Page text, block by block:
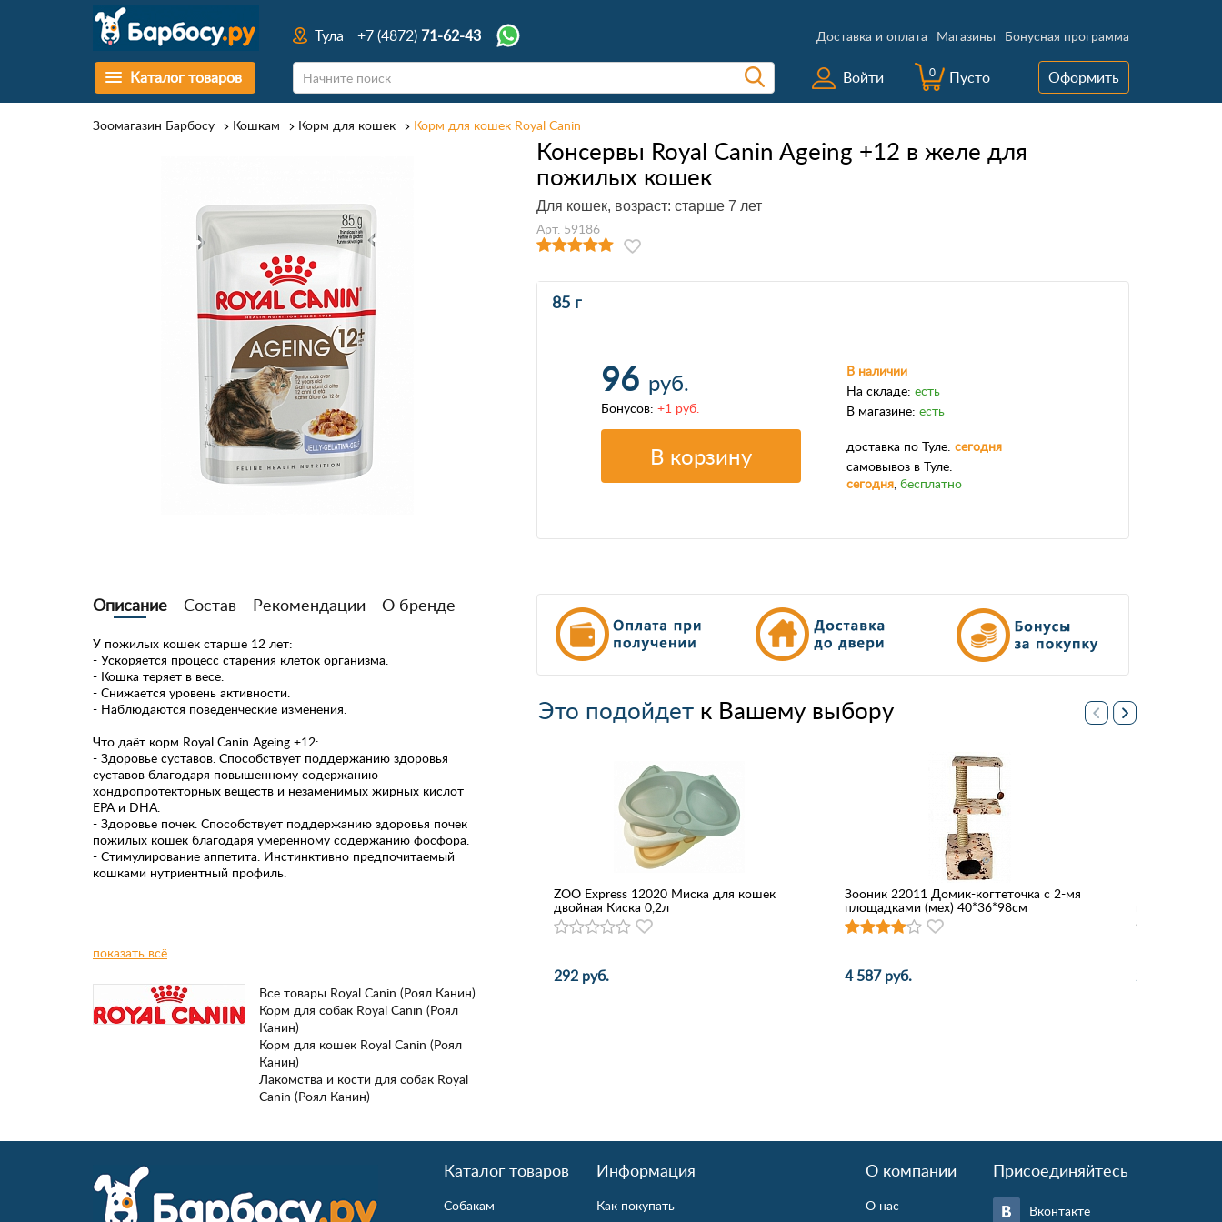
Тула +7 (4872) 71-62-43 Доставка и оплата Магазины Бонусная программа
Каталог товаров Войти 0 Пусто Оформить
Зоомагазин Барбосу Кошкам Корм для кошек Корм для кошек Royal Canin
Консервы Royal Canin Ageing +12 в желе для
пожилых кошек
Для кошек, возраст: старше 7 лет
Арт. 59186
85 г
В наличии
На складе: есть
В магазине: есть
доставка по Туле: сегодня
самовывоз в Туле:
сегодня, бесплатно
96 руб.
Бонусов: +1 руб.
В корзину
Описание Состав Рекомендации О бренде
У пожилых кошек старше 12 лет:
- Ускоряется процесс старения клеток организма.
- Кошка теряет в весе.
- Снижается уровень активности.
- Наблюдаются поведенческие изменения.
Что даёт корм Royal Canin Ageing +12:
- Здоровье суставов. Способствует поддержанию здоровья
суставов благодаря повышенному содержанию
хондропротекторных веществ и незаменимых жирных кислот
EPA и DHA.
- Здоровье почек. Способствует поддержанию здоровья почек
пожилых кошек благодаря умеренному содержанию фосфора.
- Стимулирование аппетита. Инстинктивно предпочитаемый
кошками нутриентный профиль.
показать всё
Все товары Royal Canin (Роял Канин)
Корм для собак Royal Canin (Роял
Канин)
Корм для кошек Royal Canin (Роял
Канин)
Лакомства и кости для собак Royal
Canin (Роял Канин)
Это подойдетк Вашему выбору
ZOO Express 12020 Миска для кошек
двойная Киска 0,2л
292 руб.
Зооник 22011 Домик-когтеточка с 2-мя
площадками (мех) 40*36*98см
4 587 руб. 236 руб.
Каталог товаров
Собакам
Информация
Как покупать
О компании
О нас
Присоединяйтесь
Вконтакте